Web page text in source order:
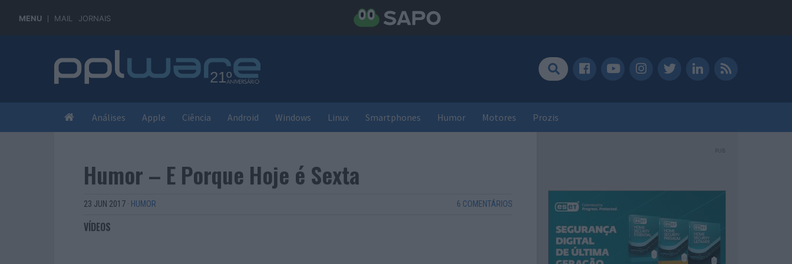
MENU MAIL JORNAIS
Análises Apple Ciência Android Windows Linux Smartphones Humor Motores Prozis
Humor – E Porque Hoje é Sexta
23 JUN 2017 · HUMOR 6 COMENTÁRIOS
VÍDEOS
PUB